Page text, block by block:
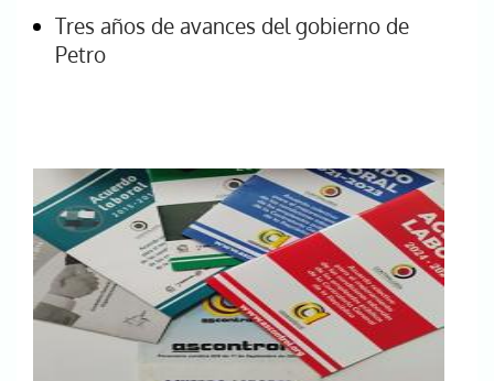
Tres años de avances del gobierno de
Petro